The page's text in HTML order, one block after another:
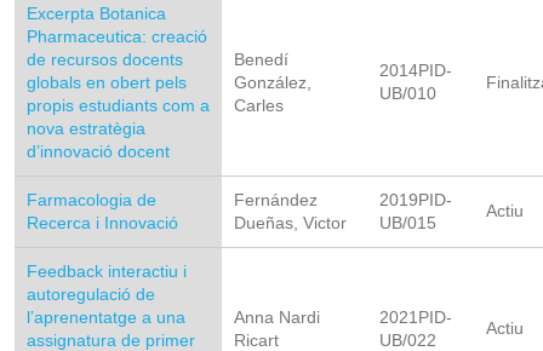
Excerpta Botanica
Pharmaceutica: creació
de recursos docents
globals en obert pels
propis estudiants com a
nova estratègia
d’innovació docent
Benedí
González,
Carles
2014PID-
UB/010
Farmacologia de
Recerca i Innovació
Fernández
Dueñas, Victor
2019PID-
UB/015
Actiu
Feedback interactiu i
autoregulació de
l’aprenentatge a una
assignatura de primer
Anna Nardi
Ricart
2021PID-
UB/022
Actiu